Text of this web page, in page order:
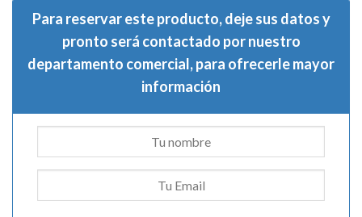
Para reservar este producto, deje sus datos y
pronto será contactado por nuestro
departamento comercial, para ofrecerle mayor
información